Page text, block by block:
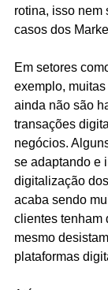
rotina, isso nem
casos dos
Em setores
exemplo,
ainda não são
transações
negócios.
se adaptando e
digitalização
acaba sendo
clientes tenham
mesmo
plataformas